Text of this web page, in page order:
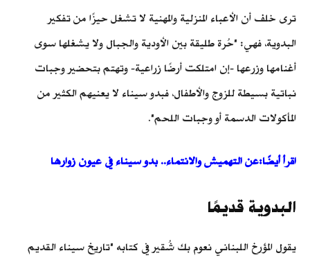
ترى خلف أن الأعباء المنزلية والمهنية لا تشغل حيزًا من تفكير
البدوية، فهي: "حُرة طليقة بين الأودية والجبال ولا يشغلها سوى
أغنامها وزرعها -إن امتلكت أرضًا زراعية- وتهتم بتحضير وجبات
نباتية بسيطة للزوج والأطفال، فبدو سيناء لا يعنيهم الكثير من
المأكولات الدسمة أو وجبات اللحم".
اقرأ أيضًا:عن التهميش والانتماء.. بدو سيناء في عيون زوارها
البدوية قديمًا
يقول المؤرخ اللبناني نعوم بك شُقير في كتابه "تاريخ سيناء القديم